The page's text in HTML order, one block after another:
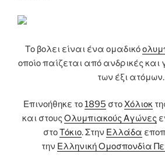
Το βολει είναι ένα ομαδικό
οποίο παίζεται από ανδρικές και
των έξι ατόμων.
Επινοήθηκε το1895 στοΧόλιοκ
και στους Ολυμπιακούς Αγώνες
στοΤόκιο. Στην Ελλάδα
την Ελληνική Ομοσπονδία